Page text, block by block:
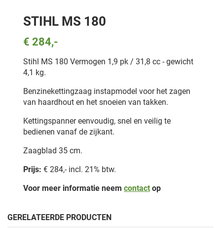
STIHL MS 180
€ 284,-
Stihl MS 180 Vermogen 1,9 pk / 31,8 cc - gewicht
4,1 kg.
Benzinekettingzaag instapmodel voor het zagen
van haardhout en het snoeien van takken.
Kettingspanner eenvoudig, snel en veilig te
bedienen vanaf de zijkant.
Zaagblad 35 cm.
Prijs: € 284,- incl. 21% btw.
Voor meer informatie neem contactop
GERELATEERDE PRODUCTEN